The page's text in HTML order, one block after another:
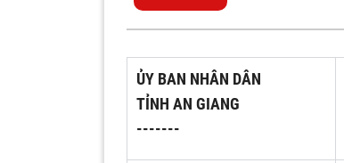
ỦY BAN NHÂN DÂN
TỈNH AN GIANG
-------